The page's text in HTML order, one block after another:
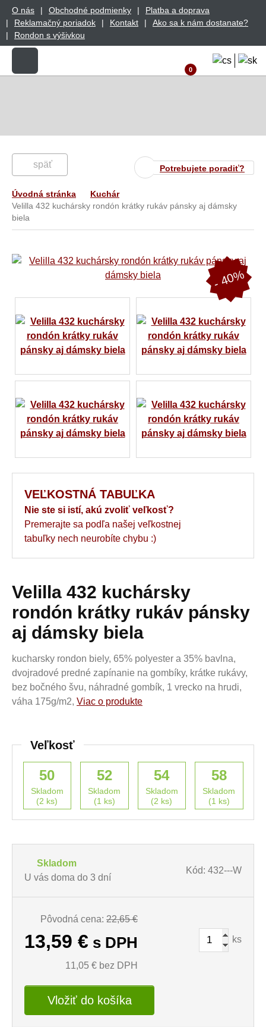
O nás Obchodné podmienky
Platba a doprava
Reklamačný poriadok
Kontakt
Ako sa k nám dostanate?
Rondon s výšivkou
0
Potrebujete poradiť?
späť
Úvodná stránka
Kuchár
Velilla 432 kuchársky rondón krátky rukáv pánsky aj dámsky
biela
Velilla 432 kuchársky
rondón krátky rukáv pánsky
aj dámsky biela
kucharsky rondon biely, 65% polyester a 35% bavlna,
dvojradové predné zapínanie na gombíky, krátke rukávy,
bez bočného švu, náhradné gombík, 1 vrecko na hrudi,
váha 175g/m2, Viac o produkte
Veľkosť
50
Skladom
(2 ks)
52
Skladom
(1 ks)
54
Skladom
(2 ks)
58
Skladom
(1 ks)
Skladom
U vás doma do 3 dní
Kód: 432---W
Pôvodná cena: 22,65 €
13,59 € s DPH
11,05 € bez DPH
ks
Vložiť do košíka
- 40%
VEĽKOSTNÁ TABUĽKA
Nie ste si istí, akú zvoliť veľkosť?
Premerajte sa podľa našej veľkostnej
tabuľky nech neurobíte chybu :)